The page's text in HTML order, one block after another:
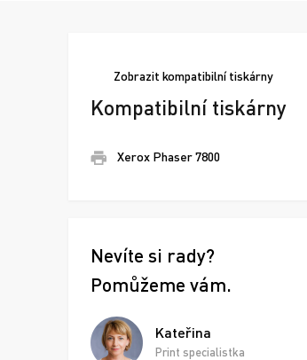
Zobrazit kompatibilní tiskárny
Kompatibilní tiskárny
Xerox Phaser 7800
Nevíte si rady?
Pomůžeme vám.
Kateřina
Print specialistka